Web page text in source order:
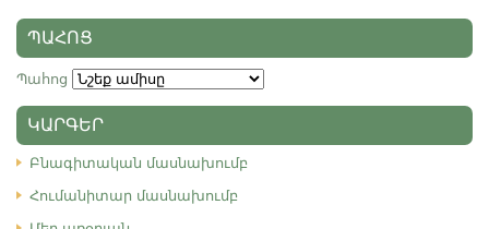
ՊԱՀՈՑ
Պահոց
ԿԱՐԳԵՐ
Բնագիտական մասնախումբ
Հումանիտար մասնախումբ